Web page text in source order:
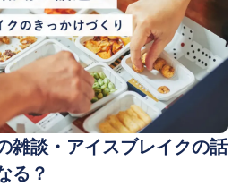
雑談・アイスブレイクの話
る？